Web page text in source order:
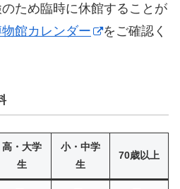
ため臨時に休館することが
館カレンダー
をご確認く
高・大学
生
小・中学
生
70歳以上